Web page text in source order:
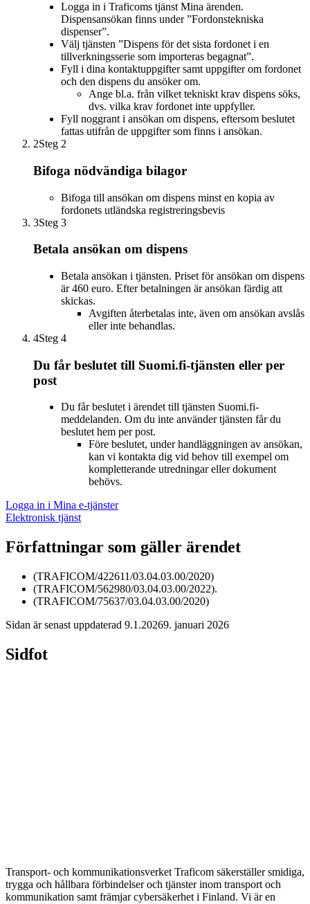
Logga in i Traficoms tjänst Mina ärenden.
Dispensansökan finns under ”Fordonstekniska
dispenser”.
Välj tjänsten ”Dispens för det sista fordonet i en
tillverkningsserie som importeras begagnat”.
Fyll i dina kontaktuppgifter samt uppgifter om fordonet
och den dispens du ansöker om.
Ange bl.a. från vilket tekniskt krav dispens söks,
dvs. vilka krav fordonet inte uppfyller.
Fyll noggrant i ansökan om dispens, eftersom beslutet
fattas utifrån de uppgifter som finns i ansökan.
2Steg 2
Bifoga nödvändiga bilagor
Bifoga till ansökan om dispens minst en kopia av
fordonets utländska registreringsbevis
3Steg 3
Betala ansökan om dispens
Betala ansökan i tjänsten. Priset för ansökan om dispens
är 460 euro. Efter betalningen är ansökan färdig att
skickas.
Avgiften återbetalas inte, även om ansökan avslås
eller inte behandlas.
4Steg 4
Du får beslutet till Suomi.fi-tjänsten eller per
post
Du får beslutet i ärendet till tjänsten Suomi.fi-
meddelanden. Om du inte använder tjänsten får du
beslutet hem per post.
Före beslutet, under handläggningen av ansökan,
kan vi kontakta dig vid behov till exempel om
kompletterande utredningar eller dokument
behövs.
Logga in i Mina e-tjänster
Elektronisk tjänst
Författningar som gäller ärendet
(TRAFICOM/422611/03.04.03.00/2020)
(TRAFICOM/562980/03.04.03.00/2022).
(TRAFICOM/75637/03.04.03.00/2020)
Sidan är senast uppdaterad 9.1.20269. januari 2026
Sidfot
Transport- och kommunikationsverket Traficom säkerställer smidiga,
trygga och hållbara förbindelser och tjänster inom transport och
kommunikation samt främjar cybersäkerhet i Finland. Vi är en